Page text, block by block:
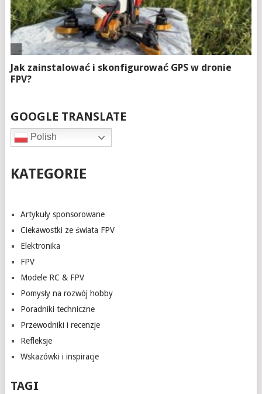
GOOGLE TRANSLATE
Polish
KATEGORIE
Artykuły sponsorowane
Ciekawostki ze świata FPV
Elektronika
FPV
Modele RC & FPV
Pomysły na rozwój hobby
Poradniki techniczne
Przewodniki i recenzje
Refleksje
Wskazówki i inspiracje
TAGI